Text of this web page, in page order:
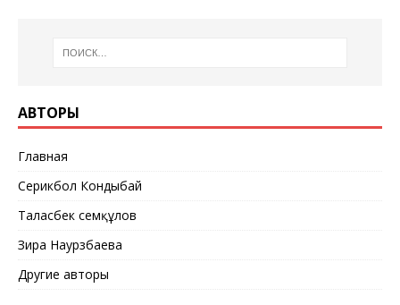
АВТОРЫ
Главная
Серикбол Кондыбай
Таласбек Әсемқұлов
Зира Наурзбаева
Другие авторы